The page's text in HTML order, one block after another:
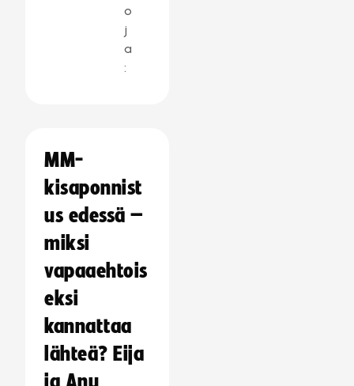
o
j
a
:
MM-
kisaponnist
us edessä –
miksi
vapaaehtois
eksi
kannattaa
lähteä? Eija